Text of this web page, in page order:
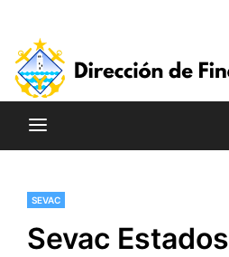
contenido
SEVAC
Sevac Estados